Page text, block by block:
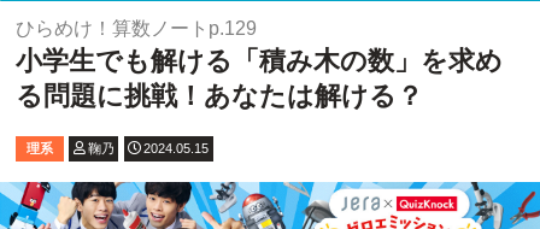
ひらめけ！算数ノートp.129
小学生でも解ける「積み木の数」を求め
る問題に挑戦！あなたは解ける？
理系 鞠乃 2024.05.15